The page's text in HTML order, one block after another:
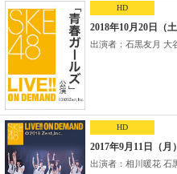
HD
2018年10月20日（
出演者：石黒友月 大
HD
2017年9月11日（
出演者：相川暖花 石